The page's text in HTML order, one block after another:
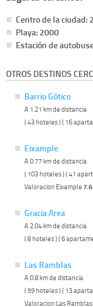
Centro de la ciudad:
Playa: 2000
Estación de
OTROS DESTINOS
Barrio Gótico
A 1.21 km de distancia
( 43 hoteles ) ( 16
Eixample
A 0.77 km de distancia
( 103 hoteles ) ( 41
Valoracion Eixample 7.6
Gracia Area
A 2.04 km de distancia
( 8 hoteles ) ( 6
Las Ramblas
A 0.8 km de distancia
( 59 hoteles ) ( 13
Valoracion Las Ramblas